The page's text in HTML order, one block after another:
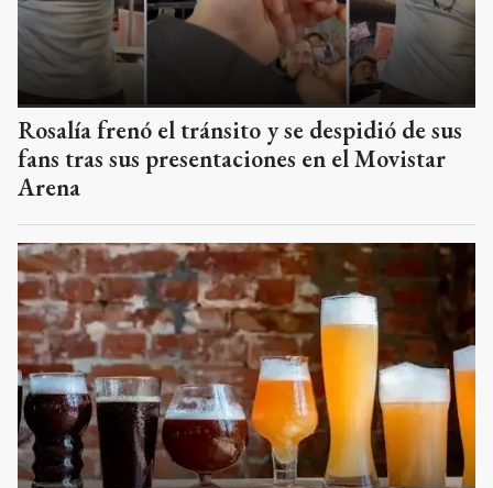
Rosalía frenó el tránsito y se despidió de sus
fans tras sus presentaciones en el Movistar
Arena